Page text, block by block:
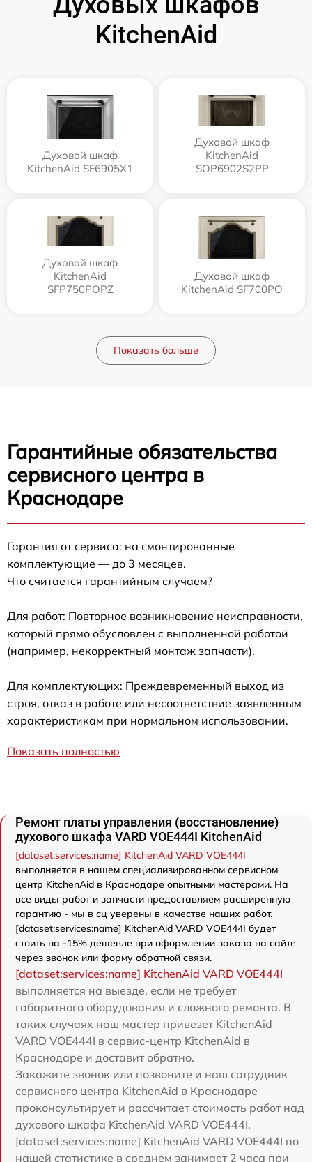
KitchenAid
Духовой шкаф
KitchenAid SF6905X1
Духовой шкаф
KitchenAid
SOP6902S2PP
Духовой шкаф
KitchenAid
SFP750POPZ
Духовой шкаф
KitchenAid SF700PO
Показать больше
Гарантийные обязательства
сервисного центра в
Краснодаре
Гарантия от сервиса: на смонтированные
комплектующие — до 3 месяцев.
Что считается гарантийным случаем?
Для работ: Повторное возникновение неисправности,
который прямо обусловлен с выполненной работой
(например, некорректный монтаж запчасти).
Для комплектующих: Преждевременный выход из
строя, отказ в работе или несоответствие заявленным
характеристикам при нормальном использовании.
Показать полностью
Ремонт платы управления (восстановление)
духового шкафа VARD VOE444I KitchenAid
[dataset:services:name] KitchenAid VARD VOE444I
выполняется в нашем специализированном сервисном
центр KitchenAid в Краснодаре опытными мастерами. На
все виды работ и запчасти предоставляем расширенную
гарантию - мы в сц уверены в качестве наших работ.
[dataset:services:name] KitchenAid VARD VOE444I будет
стоить на -15% дешевле при оформлении заказа на сайте
через звонок или форму обратной связи.
[dataset:services:name] KitchenAid VARD VOE444I
выполняется на выезде, если не требует
габаритного оборудования и сложного ремонта. В
таких случаях наш мастер привезет KitchenAid
VARD VOE444I в сервис-центр KitchenAid в
Краснодаре и доставит обратно.
Закажите звонок или позвоните и наш сотрудник
сервисного центра KitchenAid в Краснодаре
проконсультирует и рассчитает стоимость работ над
духового шкафа KitchenAid VARD VOE444I.
[dataset:services:name] KitchenAid VARD VOE444I по
нашей статистике в среднем занимает 2 часа при